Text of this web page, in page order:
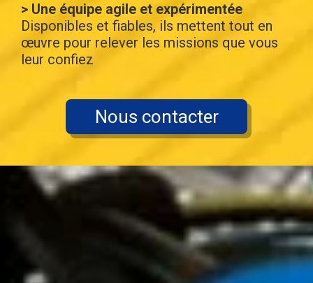
> Une équipe agile et expérimentée
Disponibles et fiables, ils mettent tout en
œuvre pour relever les missions que vous
leur confiez
Nous contacter